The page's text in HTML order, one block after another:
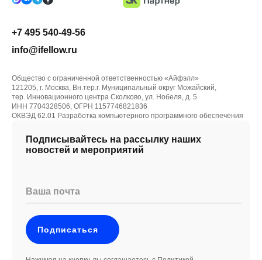
Подписывайтесь на рассылку наших
новостей и мероприятий
Ваша почта
Подписаться
+7 495 540-49-56
info@ifellow.ru
Общество с ограниченной ответственностью «Айфэлл»
121205, г. Москва, Вн.тер.г. Муниципальный округ Можайский,
тер. Инновационного центра Сколково, ул. Нобеля, д. 5
ИНН 7704328506, ОГРН 1157746821836
ОКВЭД 62.01 Разработка компьютерного программного обеспечения